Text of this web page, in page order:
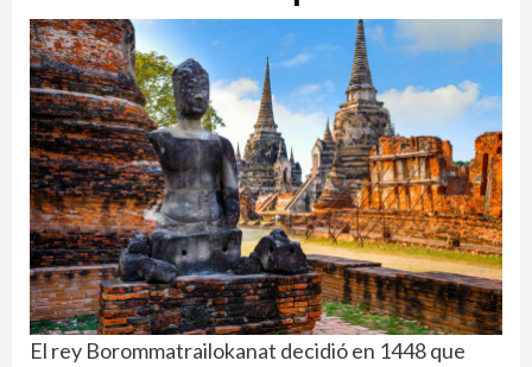
El rey Borommatrailokanat decidió en 1448 que